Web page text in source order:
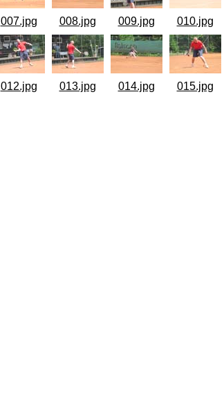
007.jpg 008.jpg 009.jpg 010.jpg
012.jpg 013.jpg 014.jpg 015.jpg